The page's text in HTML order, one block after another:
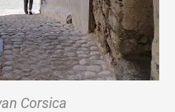
Corsica